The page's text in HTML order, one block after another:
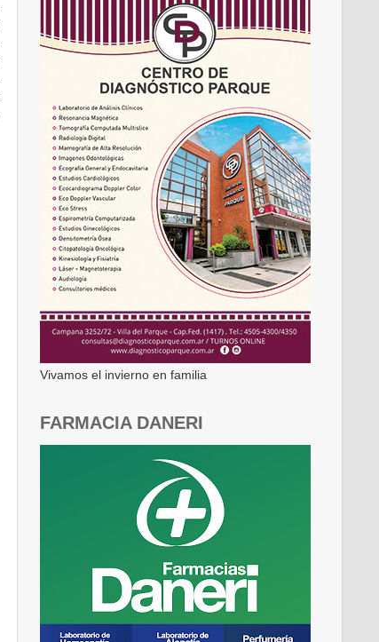
Vivamos el invierno en familia
FARMACIA DANERI